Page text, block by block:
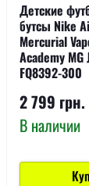
Детские
бутсы Nike
Mercurial
Academy
FQ8392-300
2 799 грн.
В наличии